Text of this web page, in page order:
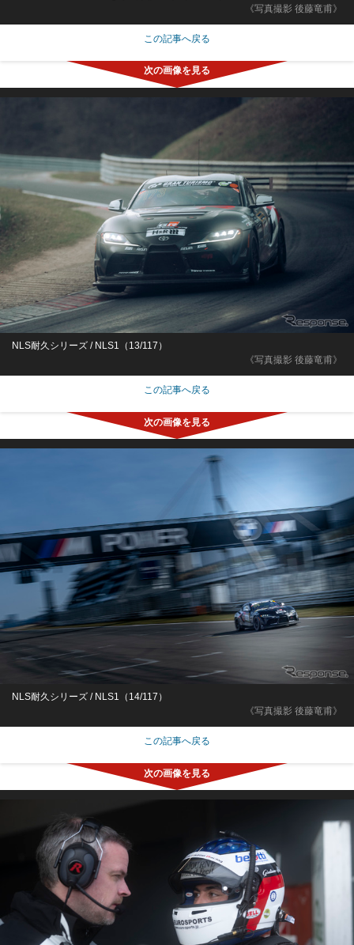
《写真撮影 後藤竜甫》
この記事へ戻る
《写真撮影 後藤竜甫》
NLS耐久シリーズ / NLS1（13/117）
この記事へ戻る
《写真撮影 後藤竜甫》
NLS耐久シリーズ / NLS1（14/117）
この記事へ戻る